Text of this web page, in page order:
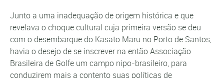
Junto a uma inadequação de origem histórica e que
revelava o choque cultural cuja primeira versão se deu
com o desembarque do Kasato Maru no Porto de Santos,
havia o desejo de se inscrever na então Associação
Brasileira de Golfe um campo nipo-brasileiro, para
conduzirem mais a contento suas políticas de